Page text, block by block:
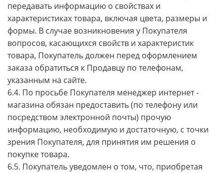
передавать информацию о свойствах и
характеристиках товара, включая цвета, размеры и
формы. В случае возникновения у Покупателя
вопросов, касающихся свойств и характеристик
товара, Покупатель должен перед оформлением
заказа обратиться к Продавцу по телефонам,
указанным на сайте.
6.4. По просьбе Покупателя менеджер интернет -
магазина обязан предоставить (по телефону или
посредством электронной почты) прочую
информацию, необходимую и достаточную, с точки
зрения Покупателя, для принятия им решения о
покупке товара.
6.5. Покупатель уведомлен о том, что, приобретая